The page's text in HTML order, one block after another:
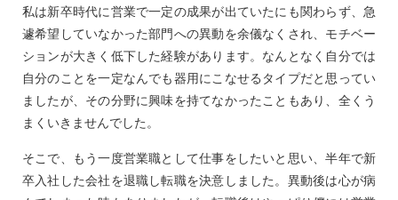
私は新卒時代に営業で一定の成果が出ていたにも関わらず、急
遽希望していなかった部門への異動を余儀なくされ、モチベー
ションが大きく低下した経験があります。なんとなく自分では
自分のことを一定なんでも器用にこなせるタイプだと思ってい
ましたが、その分野に興味を持てなかったこともあり、全くう
まくいきませんでした。
そこで、もう一度営業職として仕事をしたいと思い、半年で新
卒入社した会社を退職し転職を決意しました。異動後は心が病